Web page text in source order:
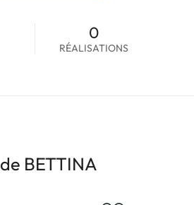
0
RÉALISATIONS
BETTINA